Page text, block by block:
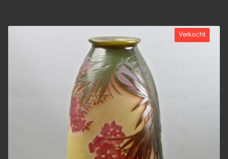
Verkocht